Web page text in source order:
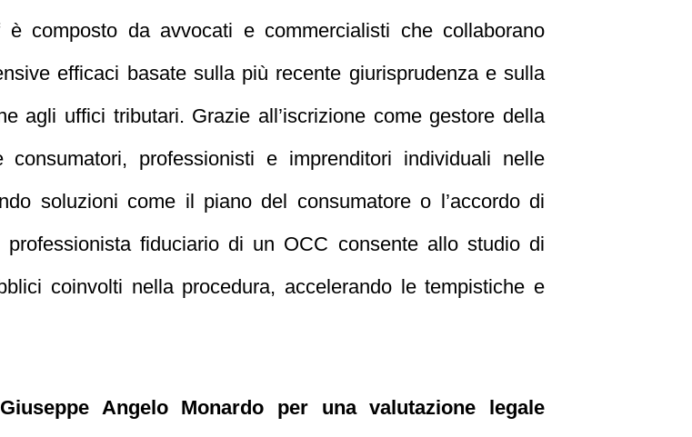
composto da avvocati e commercialisti che collaborano
efficaci basate sulla più recente giurisprudenza e sulla
agli uffici tributari. Grazie all’iscrizione come gestore della
professionisti e imprenditori individuali nelle
soluzioni come il piano del consumatore o l’accordo di
fiduciario di un OCC consente allo studio di
coinvolti nella procedura, accelerando le tempistiche e
Angelo Monardo per una valutazione legale